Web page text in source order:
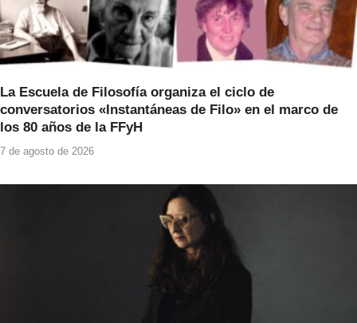
La Escuela de Filosofía organiza el ciclo de
conversatorios «Instantáneas de Filo» en el marco de
los 80 años de la FFyH
7 de agosto de 2026